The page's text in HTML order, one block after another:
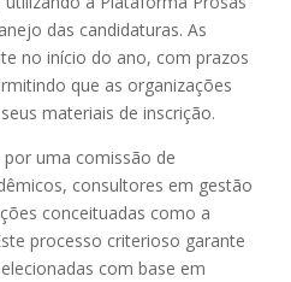
das candidaturas. As
no início do ano, com prazos
que as organizações
materiais de inscrição.
por uma comissão de
consultores em gestão
conceituadas como a
processo criterioso garante
com base em